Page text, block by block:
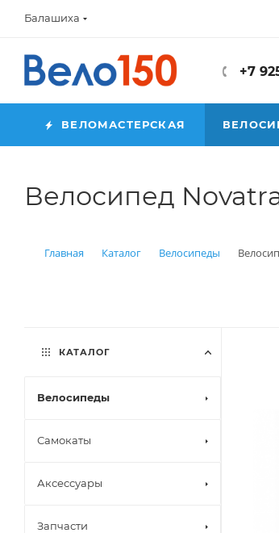
Балашиха
+7
ВЕЛОМАСТЕРСКАЯ
Велосипед
Главная Каталог Велосипеды
КАТАЛОГ
Велосипеды
Самокаты
Аксессуары
Запчасти